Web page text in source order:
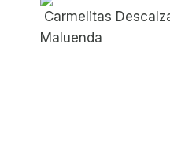
Carmelitas
Maluenda